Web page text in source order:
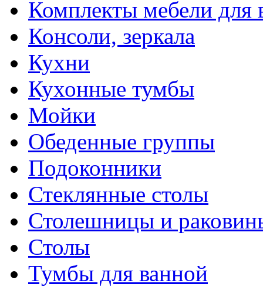
Комплекты мебели для
Консоли, зеркала
Кухни
Кухонные тумбы
Мойки
Обеденные группы
Подоконники
Стеклянные столы
Столешницы и
Столы
Тумбы для ванной